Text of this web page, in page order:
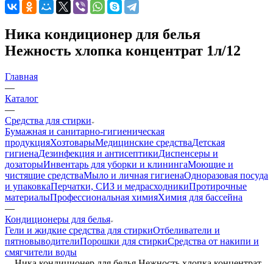
Ника кондиционер для белья
Нежность хлопка концентрат 1л/12
Главная
—
Каталог
—
Средства для стирки
Бумажная и санитарно-гигиеническая
продукцияХозтоварыМедицинские средстваДетская
гигиенаДезинфекция и антисептикиДиспенсеры и
дозаторыИнвентарь для уборки и клинингаМоющие и
чистящие средстваМыло и личная гигиенаОдноразовая посуда
и упаковкаПерчатки, СИЗ и медрасходникиПротирочные
материалыПрофессиональная химияХимия для бассейна
—
Кондиционеры для белья
Гели и жидкие средства для стиркиОтбеливатели и
пятновыводителиПорошки для стиркиСредства от накипи и
смягчители воды